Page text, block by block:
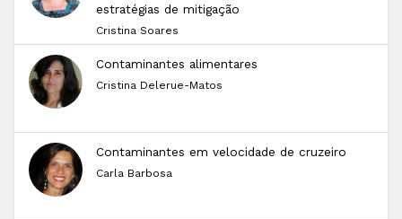
estratégias de mitigação
Cristina Soares
Contaminantes alimentares
Cristina Delerue-Matos
Contaminantes em velocidade de cruzeiro
Carla Barbosa